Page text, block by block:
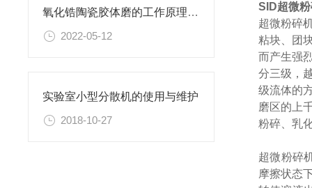
氧化锆陶瓷胶体磨的工作原理及重要应用
2022-05-12
实验室小型分散机的使用与维护
2018-10-27
SID超微
超微粉碎
粘块、团
而产生强
分三级，
级流体的
磨区的上
粉碎、乳
超微粉碎
摩擦状态